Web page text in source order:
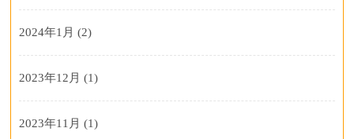
2024年1月 (2)
2023年12月 (1)
2023年11月 (1)